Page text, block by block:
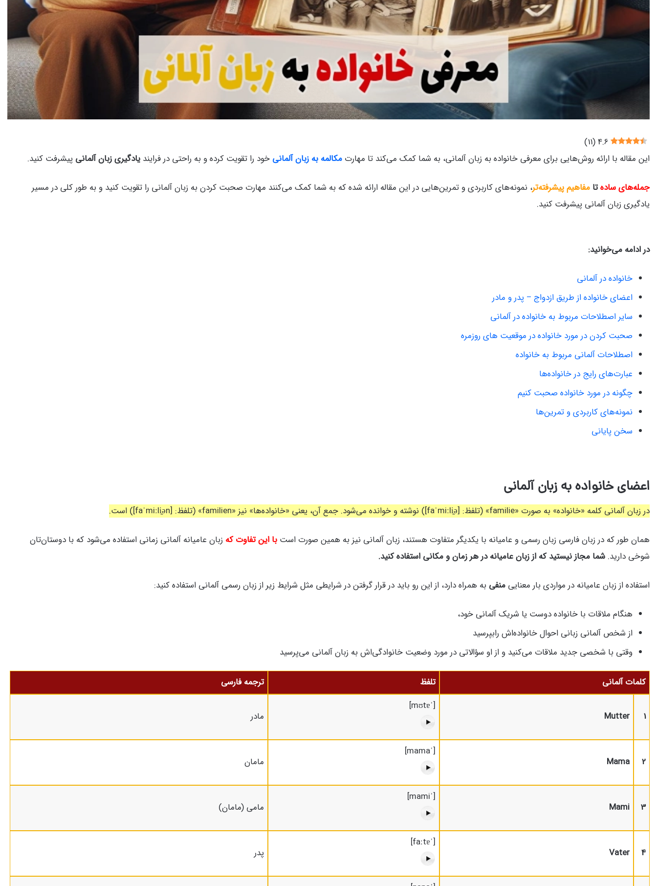
4.6
(
11
)
این مقاله با ارائه‌ روش‌هایی برای معرفی خانواده به زبان آلمانی، به شما کمک می‌کند تا مهارت‌ مکالمه به زبان آلمانی خود را تقویت کرده و به راحتی در فرایند یادگیری زبان آلمانی پیشرفت کنید.
جمله‌های سادهتا مفاهیم پیشرفته‌تر، نمونه‌های کاربردی و تمرین‌هایی در این مقاله ارائه شده که به شما کمک می‌کنند مهارت صحبت کردن به زبان آلمانی را تقویت کنید و به طور کلی در مسیر
یادگیری زبان آلمانی پیشرفت کنید.
در ادامه می‌خوانید:
خانواده در آلمانی
اعضای خانواده از طریق ازدواج – پدر و مادر
سایر اصطلاحات مربوط به خانواده در آلمانی
صحبت کردن در مورد خانواده در موقعیت های روزمره
اصطلاحات آلمانی مربوط به خانواده
عبارت‌های رایج در خانواده‌ها
چگونه در مورد خانواده صحبت کنیم
نمونه‌های کاربردی و تمرین‌ها
سخن پایانی
اعضای خانواده به زبان آلمانی
در زبان آلمانی کلمه «خانواده» به صورت «familie» (تلفظ: [faˈmiːli̯ə]) نوشته و خوانده می‌شود. جمع آن، یعنی «خانواده‌ها» نیز «familien» (تلفظ: [faˈmiːli̯ən]) است.
همان طور که در زبان فارسی زبان رسمی و عامیانه با یکدیگر متفاوت هستند، زبان آلمانی نیز به همین صورت است با این تفاوت که زبان عامیانه آلمانی زمانی استفاده می‌شود که با دوستان‌تان
شوخی دارید. شما مجاز نیستید که از زبان عامیانه در هر زمان و مکانی استفاده کنید.
استفاده از زبان عامیانه در مواردی بار معنایی منفی به همراه دارد، از این رو باید در قرار گرفتن در شرایطی مثل شرایط زیر از زبان رسمی آلمانی استفاده کنید:
هنگام ملاقات با خانواده دوست یا شریک آلمانی خود،
از شخص آلمانی زبانی احوال خانواده‌اش رابپرسید
وقتی با شخصی جدید ملاقات می‌کنید و از او سؤالاتی در مورد وضعیت خانوادگی‌اش به زبان آلمانی می‌پرسید
کلمات آلمانی تلفظ ترجمه فارسی
1
Mutter
[ˈmʊtɐ]
مادر
2
Mama
[ˈmama]
مامان
3
Mami
[ˈmami]
مامی (مامان)
4
Vater
[ˈfaːtɐ]
پدر